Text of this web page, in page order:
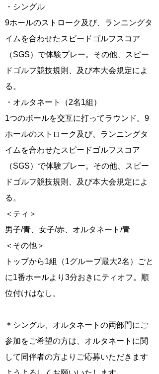
・シングル
9ホールのストローク及び、ランニングタ
イムを合わせたスピードゴルフスコア
（SGS）で体験プレー。その他、スピー
ドゴルフ競技規則、及び本大会規定によ
る。
・オルタネート（2名1組）
1つのボールを交互に打ってラウンド。9
ホールのストローク及び、ランニングタ
イムを合わせたスピードゴルフスコア
（SGS）で体験プレー。その他、スピー
ドゴルフ競技規則、及び本大会規定によ
る。
＜ティ＞
男子/青、女子/赤、オルタネート/青
＜その他＞
トップから1組（1グループ最大2名）ごと
に1番ホールより3分おきにティオフ。順
位付けはなし。
​＊シングル、オルタネートの両部門にご
参加をご希望の方は、オルタネートに関
して同伴者の方よりご応募いただきます